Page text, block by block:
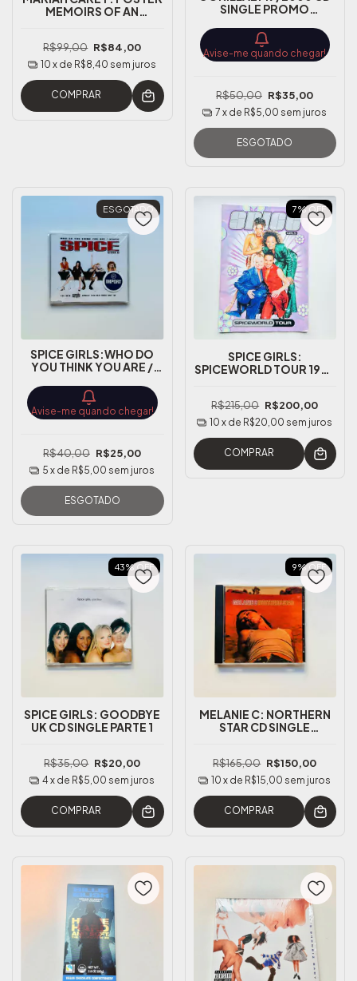
MEMOIRS OF AN
TAMANHO 90X60
R$99,00 R$84,00
10 x de R$8,40 sem juros
COMPRAR
SINGLE PROMO
Avise-me quando chegar!
R$50,00 R$35,00
7 x de R$5,00 sem juros
ESGOTADO
ESGOTADO
SPICE GIRLS:WHO DO
YOU THINK YOU ARE /
HYPE STICKER
Avise-me quando chegar!
R$40,00 R$25,00
5 x de R$5,00 sem juros
ESGOTADO
7%OFF
SPICE GIRLS:
SPICEWORLD TOUR 1998
R$215,00 R$200,00
10 x de R$20,00 sem juros
COMPRAR
43%OFF
SPICE GIRLS: GOODBYE
UK CD SINGLE PARTE 1
R$35,00 R$20,00
4 x de R$5,00 sem juros
COMPRAR
9%OFF
MELANIE C: NORTHERN
STAR CD SINGLE
(RARÍSSIMO)
R$165,00 R$150,00
10 x de R$15,00 sem juros
COMPRAR